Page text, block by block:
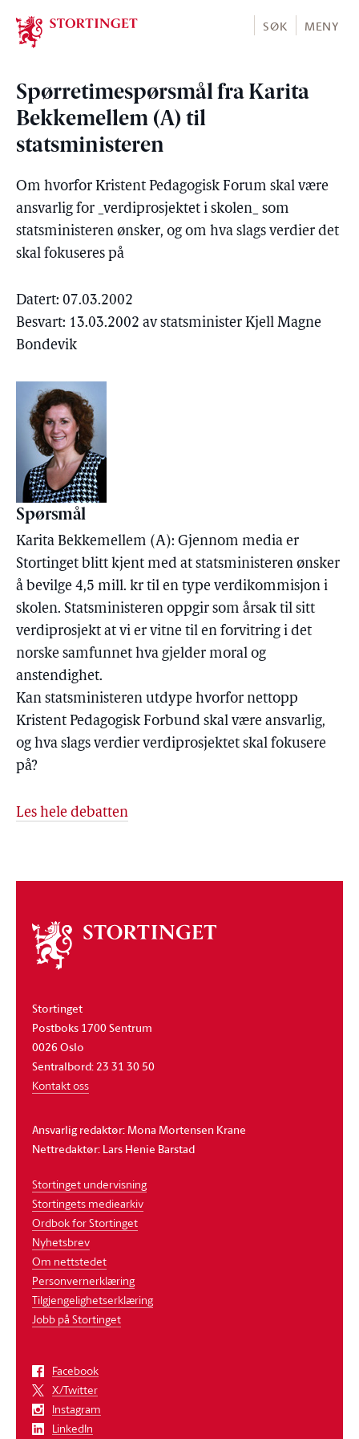
Stortinget.no
SØK MENY
Spørretimespørsmål fra Karita
Bekkemellem (A) til
statsministeren
Om hvorfor Kristent Pedagogisk Forum skal være
ansvarlig for _verdiprosjektet i skolen_ som
statsministeren ønsker, og om hva slags verdier det
skal fokuseres på
Datert: 07.03.2002
Besvart: 13.03.2002 av statsminister Kjell Magne
Bondevik
Spørsmål
Karita Bekkemellem (A): Gjennom media er
Stortinget blitt kjent med at statsministeren ønsker
å bevilge 4,5 mill. kr til en type verdikommisjon i
skolen. Statsministeren oppgir som årsak til sitt
verdiprosjekt at vi er vitne til en forvitring i det
norske samfunnet hva gjelder moral og
anstendighet.
Kan statsministeren utdype hvorfor nettopp
Kristent Pedagogisk Forbund skal være ansvarlig,
og hva slags verdier verdiprosjektet skal fokusere
på?
Les hele debatten
Om
stortinget
Stortinget
Postboks 1700 Sentrum
0026 Oslo
Sentralbord: 23 31 30 50
Kontakt oss
Ansvarlig redaktør: Mona Mortensen Krane
Nettredaktør: Lars Henie Barstad
Stortinget undervisning
Stortingets mediearkiv
Ordbok for Stortinget
Nyhetsbrev
Om nettstedet
Personvernerklæring
Tilgjengelighetserklæring
Jobb på Stortinget
Facebook
X/Twitter
Instagram
LinkedIn